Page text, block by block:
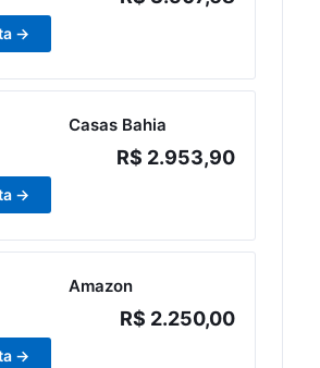
→
Casas Bahia
R$ 2.953,90
→
Amazon
R$ 2.250,00
→